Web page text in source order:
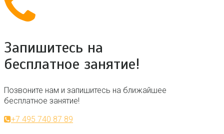
Запишитесь на
бесплатное занятие!
Позвоните нам и запишитесь на ближайшее
бесплатное занятие!
+7 495 740 87 89